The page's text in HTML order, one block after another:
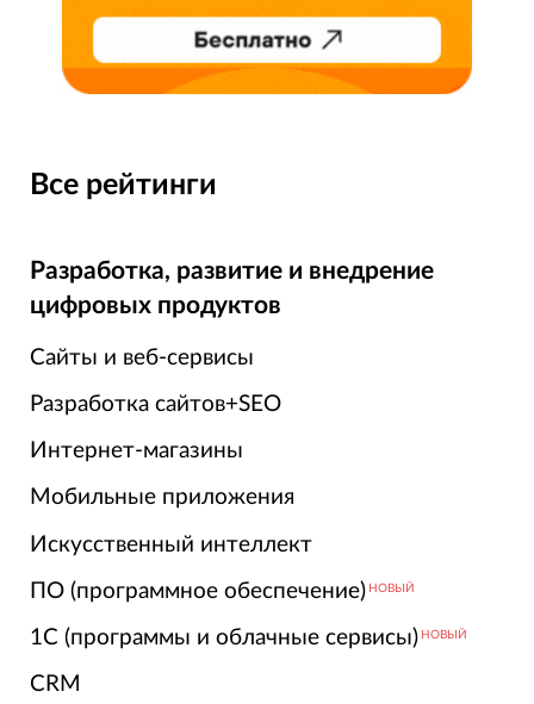
Все рейтинги
Разработка, развитие и внедрение
цифровых продуктов
Сайты и веб-сервисы
Разработка сайтов+SEO
Интернет-магазины
Мобильные приложения
Искусственный интеллект
ПО (программное обеспечение) НОВЫЙ
1С (программы и облачные сервисы) НОВЫЙ
CRM